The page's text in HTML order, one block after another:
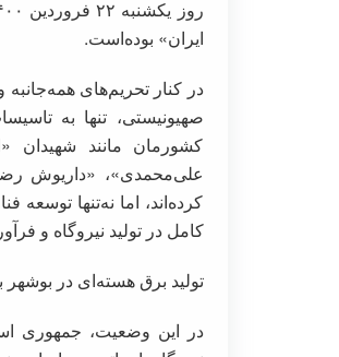
ایران» بوده‌است.
در کنار تحریم‌های همه‌جانبه
صهیونیستی، تنها به
کشورمان مانند شهیدان
علی‌محمدی»، «داریوش
کرده‌اند، اما نه‌تنها
کامل در تولید نیروگاه و
تولید برق هسته‌ای در
در این وضعیت، جمهوری